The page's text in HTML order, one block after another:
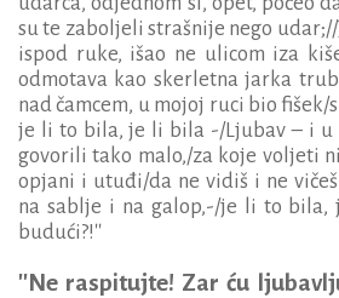
su te zaboljeli strašnije nego udar;//
ispod ruke, išao ne ulicom iza
odmotava kao skerletna jarka
nad čamcem, u mojoj ruci bio fišek/
je li to bila, je li bila -/Ljubav – i u
govorili tako malo,/za koje voljeti
opjani i utuđi/da ne vidiš i ne
na sablje i na galop,-/je li to
budući?!''
''Ne raspitujte! Zar ću